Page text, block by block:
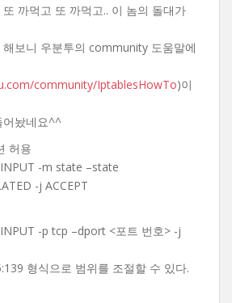
까먹고 또 까먹고.. 이 놈의 돌대가
보니 우분투의 community 도움말에
community/IptablesHowTo)이
어놨네요^^
허용
-m state –state
-j ACCEPT
-p tcp –dport <포트 번호> -j
형식으로 범위를 조절할 수 있다.